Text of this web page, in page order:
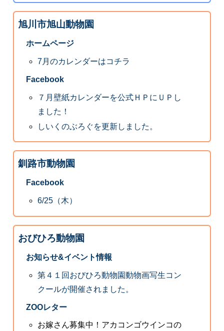
旭川市旭山動物園
ホームページ
7月のカレンダーはコチラ
Facebook
７月壁紙カレンダーを公式ＨＰにＵＰし
ました！
しいくのぶろぐを更新しました。
釧路市動物園
Facebook
6/25（木）
おびひろ動物園
お知らせ&イベント情報
第４１回おびひろ動物園動物画写生コン
クールが開催されました。
ZOOレター
お嫁さん募集中！アカコンゴウインコの